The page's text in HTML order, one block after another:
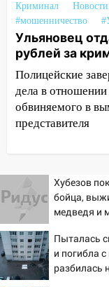
17:30 Где
августа
17:05
Ульяновске
сообщницу
16:12 Едва
Вешкайме
знакомым
16:06
18-
больницу
15:59
миллионов
Криминал Новости
#мошенничество
Ульяновец
рублей за
Полицейские
дела в отношении
обвиняемого в
представителя
Хубезов
бойца,
медведя и
Пыталась
и погибла
разбилась